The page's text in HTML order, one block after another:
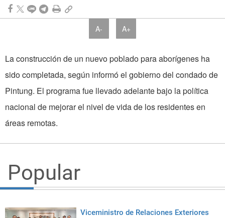
A- A+
La construcción de un nuevo poblado para aborígenes ha
sido completada, según informó el gobierno del condado de
Pintung. El programa fue llevado adelante bajo la política
nacional de mejorar el nivel de vida de los residentes en
áreas remotas.
Popular
Viceministro de Relaciones Exteriores